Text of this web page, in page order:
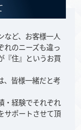
など、お客様一人
れのニーズも違っ
『住』というお買
、皆様一緒だと考
・経験でそれぞれ
サポートさせて頂